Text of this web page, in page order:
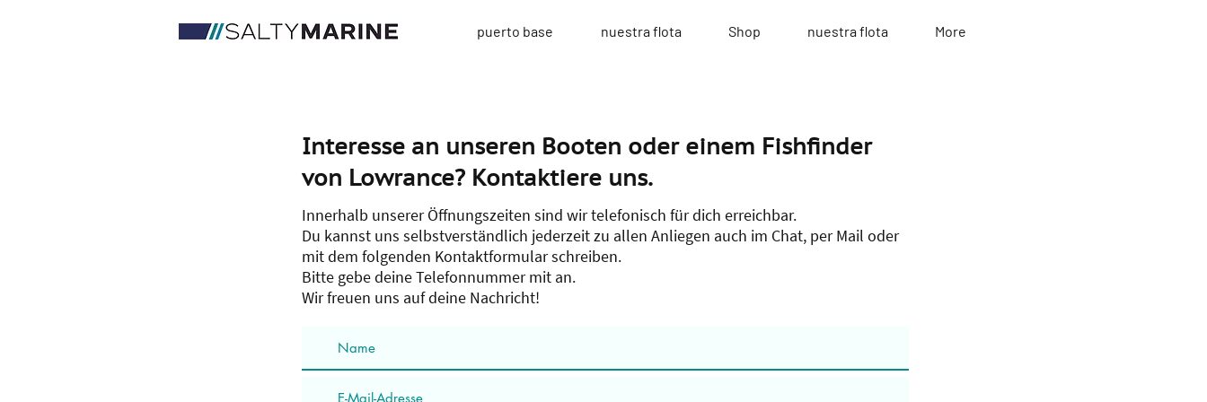
puerto base nuestra flota Shop nuestra flota More
Interesse an unseren Booten oder einem Fishfinder
von Lowrance? Kontaktiere uns.
Innerhalb unserer Öffnungszeiten sind wir telefonisch für dich erreichbar.
Du kannst uns selbstverständlich jederzeit zu allen Anliegen auch im Chat, per Mail oder
mit dem folgenden Kontaktformular schreiben.
Bitte gebe deine Telefonnummer mit an.
Wir freuen uns auf deine Nachricht!